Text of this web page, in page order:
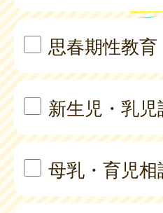
思春期性教育
新生児・乳
母乳・育児相